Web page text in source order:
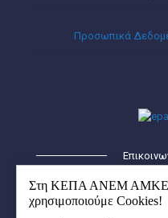
Προσωπικά
ΚΕΠΑ
Στη ΚΕΠΑ ΑΝΕΜ ΑΜΚΕ
χρησιμοποιούμε Cookies!